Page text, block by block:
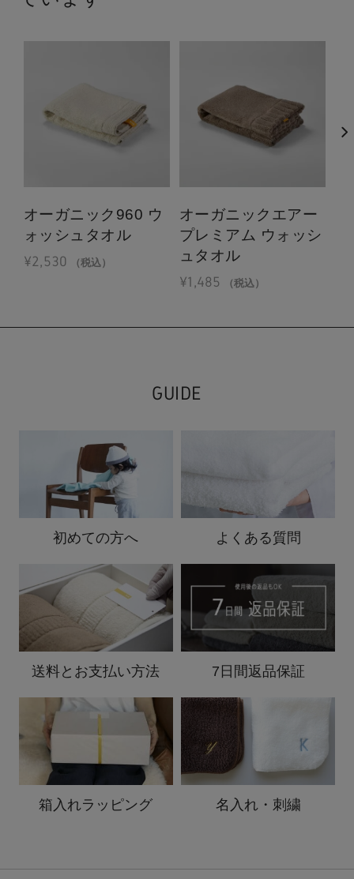
オーガニック960 ウ
ォッシュタオル
¥2,530 （税込）
オーガニックエアー
プレミアム ウォッシ
ュタオル
¥1,485 （税込）
GUIDE
初めての方へ よくある質問
送料と お支払い方法 7日間返品保証
箱入れラッピング 名入れ・刺繍